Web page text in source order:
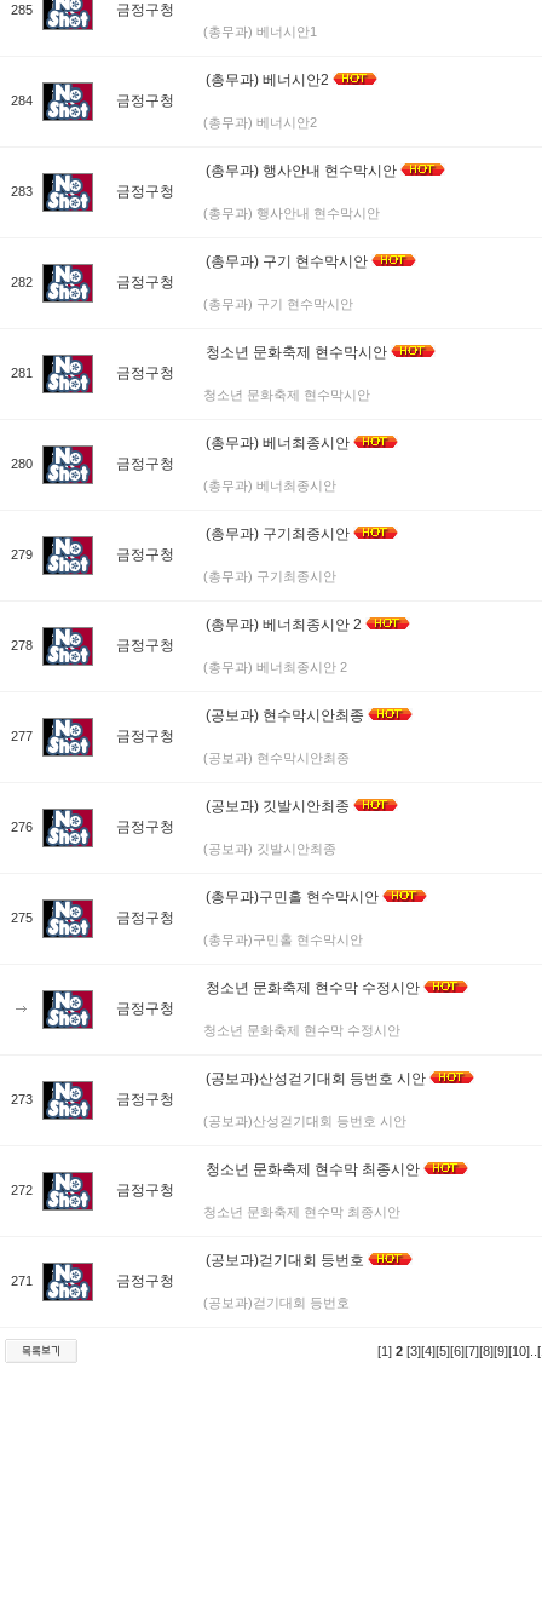
285 금정구청
(총무과) 베너시안1
284 금정구청
(총무과) 베너시안2
(총무과) 베너시안2
283 금정구청
(총무과) 행사안내 현수막시안
(총무과) 행사안내 현수막시안
282 금정구청
(총무과) 구기 현수막시안
(총무과) 구기 현수막시안
281 금정구청
청소년 문화축제 현수막시안
청소년 문화축제 현수막시안
280 금정구청
(총무과) 베너최종시안
(총무과) 베너최종시안
279 금정구청
(총무과) 구기최종시안
(총무과) 구기최종시안
278 금정구청
(총무과) 베너최종시안 2
(총무과) 베너최종시안 2
277 금정구청
(공보과) 현수막시안최종
(공보과) 현수막시안최종
276 금정구청
(공보과) 깃발시안최종
(공보과) 깃발시안최종
275 금정구청
(총무과)구민홀 현수막시안
(총무과)구민홀 현수막시안
금정구청
청소년 문화축제 현수막 수정시안
청소년 문화축제 현수막 수정시안
273 금정구청
(공보과)산성걷기대회 등번호 시안
(공보과)산성걷기대회 등번호 시안
272 금정구청
청소년 문화축제 현수막 최종시안
청소년 문화축제 현수막 최종시안
271 금정구청
(공보과)걷기대회 등번호
(공보과)걷기대회 등번호
[1] 2 [3][4][5][6][7][8][9][10]